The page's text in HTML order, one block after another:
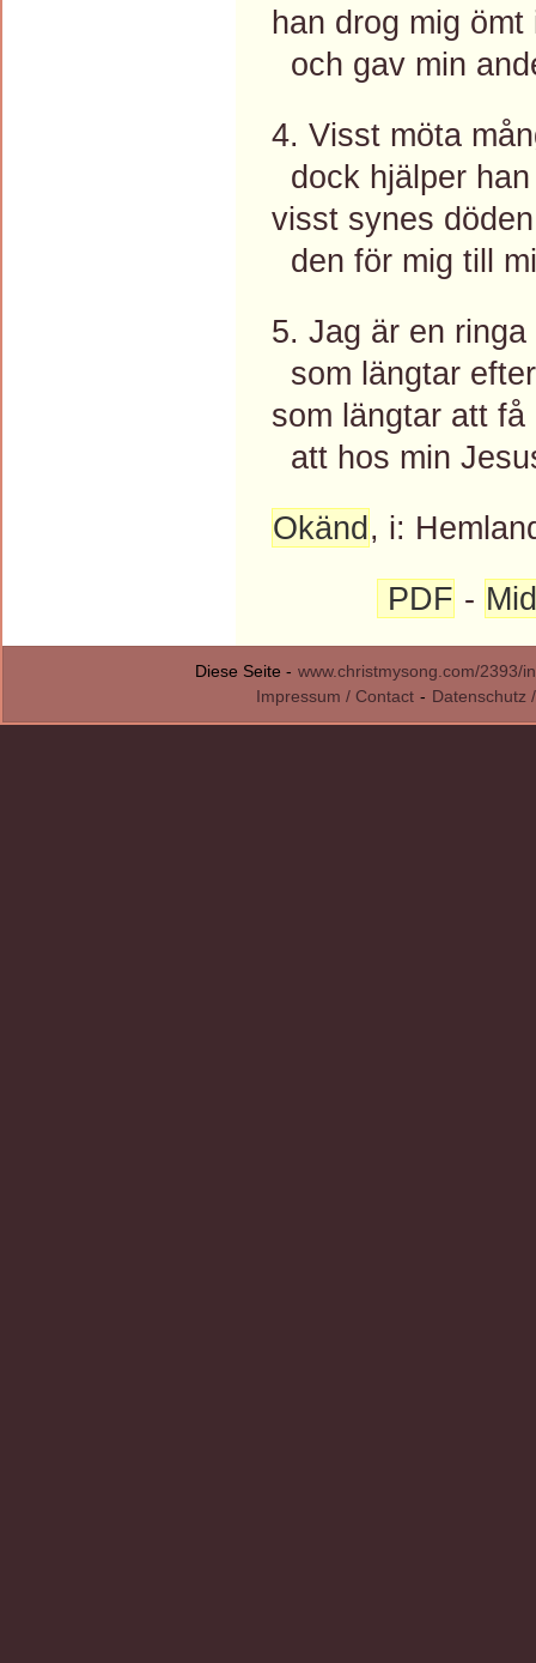
han drog mig
och gav min
4. Visst möta
dock hjälper
visst synes
den för mig till
5. Jag är en
som längtar
som längtar att få
att hos min
Okänd, i:
PDF -
Diese Seite - www.christmysong.com/2393/
Impressum / Contact - Datenschutz